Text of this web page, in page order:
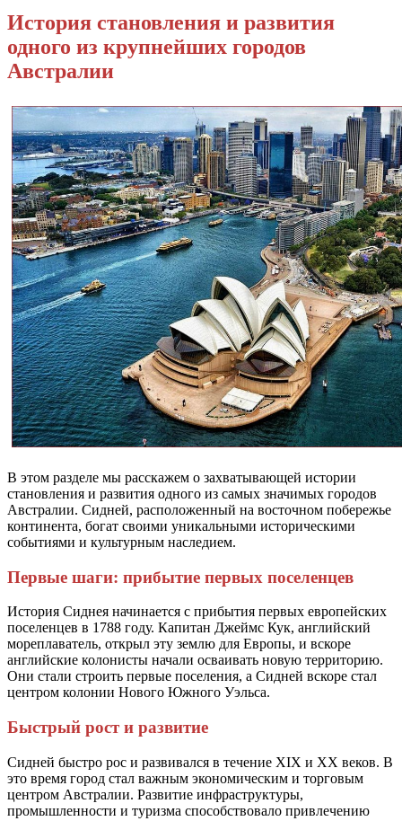
История становления и развития
одного из крупнейших городов
Австралии
В этом разделе мы расскажем о захватывающей истории
становления и развития одного из самых значимых городов
Австралии. Сидней, расположенный на восточном побережье
континента, богат своими уникальными историческими
событиями и культурным наследием.
Первые шаги: прибытие первых поселенцев
История Сиднея начинается с прибытия первых европейских
поселенцев в 1788 году. Капитан Джеймс Кук, английский
мореплаватель, открыл эту землю для Европы, и вскоре
английские колонисты начали осваивать новую территорию.
Они стали строить первые поселения, а Сидней вскоре стал
центром колонии Нового Южного Уэльса.
Быстрый рост и развитие
Сидней быстро рос и развивался в течение XIX и XX веков. В
это время город стал важным экономическим и торговым
центром Австралии. Развитие инфраструктуры,
промышленности и туризма способствовало привлечению